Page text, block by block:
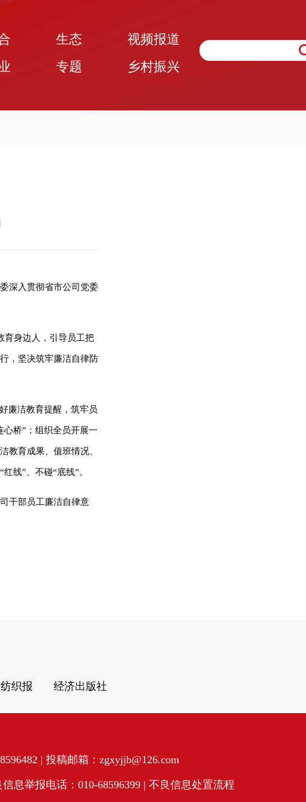
生态
视频报道
专题 乡村振兴
深入贯彻省市公司党委
育身边人，引导员工把
，坚决筑牢廉洁自律防
廉洁教育提醒，筑牢员
桥”；组织全员开展一
教育成果、值班情况、
线”、不碰“底线”。
干部员工廉洁自律意
织报 经济出版社
| 投稿邮箱：zgxyjjb@126.com
息举报电话：010-68596399 | 不良信息处置流程